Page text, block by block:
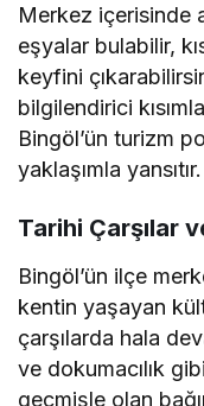
Merkez içerisinde
eşyalar bulabilir,
keyfini
bilgilendirici
Bingöl’ün turizm
yaklaşımla yansıtır.
Tarihi Çarşılar
Bingöl’ün ilçe
kentin yaşayan
çarşılarda hala
ve dokumacılık
geçmişle olan